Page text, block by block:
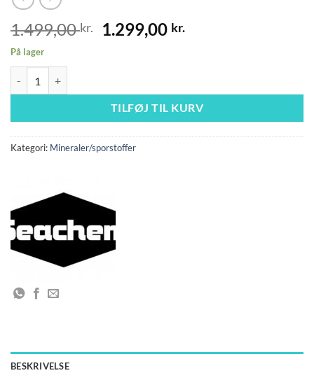
1.499,00kr.
Den
oprindelige
1.499,00 kr..
1.299,00 kr.Den
1.299,00 kr..
På lager
TILFØJ TIL KURV
Kategori: Mineraler/sporstoffer
BESKRIVELSE